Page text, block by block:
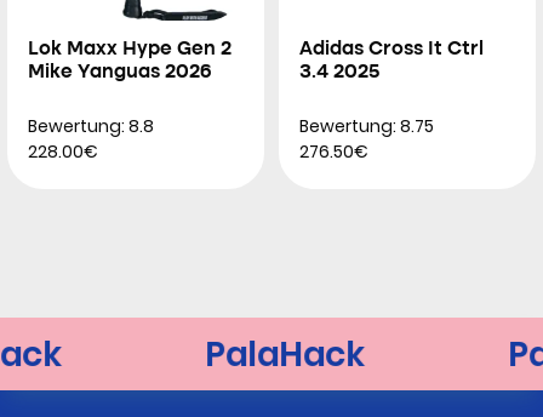
Lok Maxx Hype Gen 2
Mike Yanguas 2026
Bewertung: 8.8
228.00€
Adidas Cross It Ctrl
3.4 2025
Bewertung: 8.75
276.50€